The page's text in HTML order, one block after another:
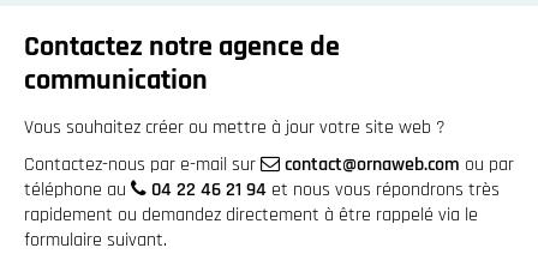
Contactez notre agence de
communication
Vous souhaitez créer ou mettre à jour votre site web ?
Contactez-nous par e-mail sur
contact@ornaweb.com ou par
téléphone au
04 22 46 21 94 et nous vous répondrons très
rapidement ou demandez directement à être rappelé via le
formulaire suivant.